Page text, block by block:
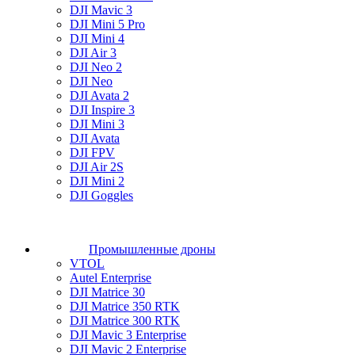
DJI Mavic 3
DJI Mini 5 Pro
DJI Mini 4
DJI Air 3
DJI Neo 2
DJI Neo
DJI Avata 2
DJI Inspire 3
DJI Mini 3
DJI Avata
DJI FPV
DJI Air 2S
DJI Mini 2
DJI Goggles
Промышленные дроны
VTOL
Autel Enterprise
DJI Matrice 30
DJI Matrice 350 RTK
DJI Matrice 300 RTK
DJI Mavic 3 Enterprise
DJI Mavic 2 Enterprise